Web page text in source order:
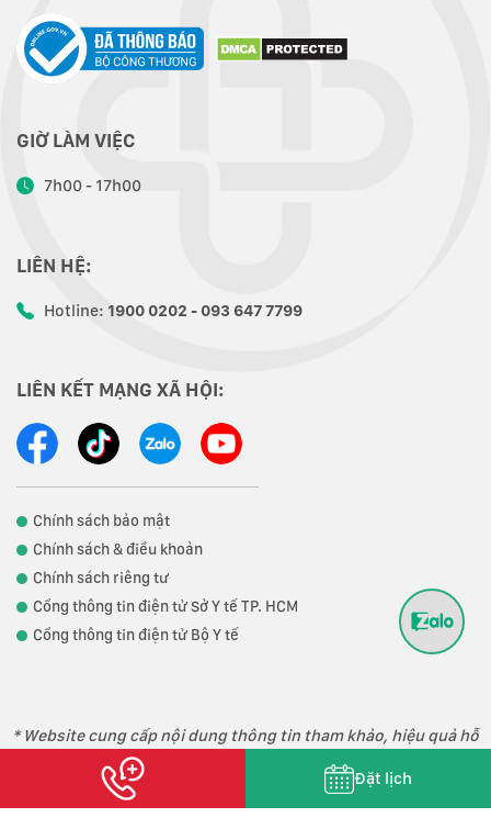
GIỜ LÀM VIỆC
7h00 - 17h00
LIÊN HỆ:
Hotline: 1900 0202 - 093 647 7799
LIÊN KẾT MẠNG XÃ HỘI:
Chính sách bảo mật
Chính sách & điều khoản
Chính sách riêng tư
Cổng thông tin điện tử Sở Y tế TP. HCM
Cổng thông tin điện tử Bộ Y tế
* Website cung cấp nội dung thông tin tham khảo, hiệu quả hỗ
trợ điều trị phụ thuộc vào thể trạng từng người.
Copyright 2023 © Phòng khám Đa khoa Loukas
Đặt lịch